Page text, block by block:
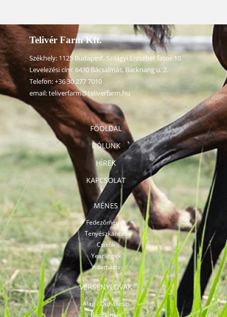
FŐOLDAL
RÓLUNK
HÍREK
KAPCSOLAT
MÉNES
Fedezőmének
Tenyészkancák
Csikók
Yearlingek
Adatbázis
VERSENYLOVAK
Alag / Dunakeszi
Bácsalmás
Telivér Farm Kft.
Székhely: 1125 Budapest, Szilágyi Erzsébet fasor 10.
Levelezési cím: 6430 Bácsalmás, Backnang u. 2.
Telefon:+36 30 277 7010
email:teliverfarm@teliverfarm.hu